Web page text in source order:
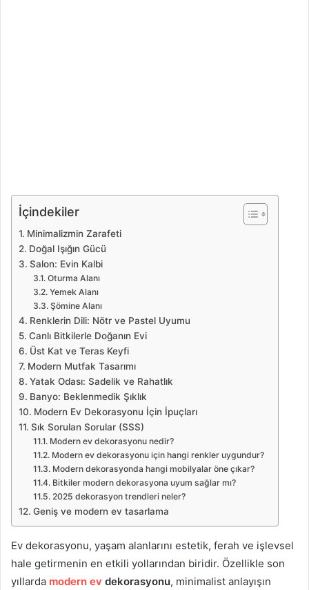
İçindekiler
Minimalizmin Zarafeti
Doğal Işığın Gücü
Salon: Evin Kalbi
Oturma Alanı
Yemek Alanı
Şömine Alanı
Renklerin Dili: Nötr ve Pastel Uyumu
Canlı Bitkilerle Doğanın Evi
Üst Kat ve Teras Keyfi
Modern Mutfak Tasarımı
Yatak Odası: Sadelik ve Rahatlık
Banyo: Beklenmedik Şıklık
Modern Ev Dekorasyonu İçin İpuçları
Sık Sorulan Sorular (SSS)
Modern ev dekorasyonu nedir?
Modern ev dekorasyonu için hangi renkler uygundur?
Modern dekorasyonda hangi mobilyalar öne çıkar?
Bitkiler modern dekorasyona uyum sağlar mı?
2025 dekorasyon trendleri neler?
Geniş ve modern ev tasarlama
Ev dekorasyonu, yaşam alanlarını estetik, ferah ve işlevsel
hale getirmenin en etkili yollarından biridir. Özellikle son
yıllarda modern ev dekorasyonu, minimalist anlayışın